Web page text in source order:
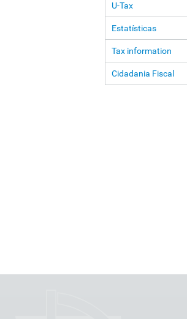
U-Tax
Estatísticas
Tax information
Cidadania Fiscal